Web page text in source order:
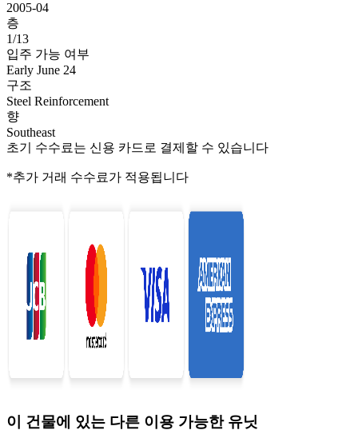
2005-04
층
1/13
입주 가능 여부
Early June 24
구조
Steel Reinforcement
향
Southeast
초기 수수료는 신용 카드로 결제할 수 있습니다
*추가 거래 수수료가 적용됩니다
이 건물에 있는 다른 이용 가능한 유닛